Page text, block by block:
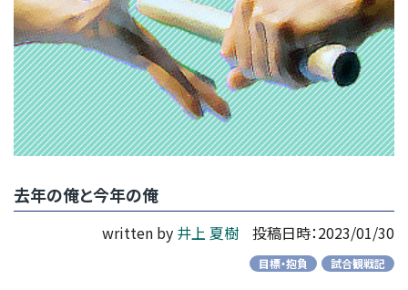
去年の俺と今年の俺
written by 井上 夏樹 投稿日時：2023/01/30
目標・抱負 試合観戦記